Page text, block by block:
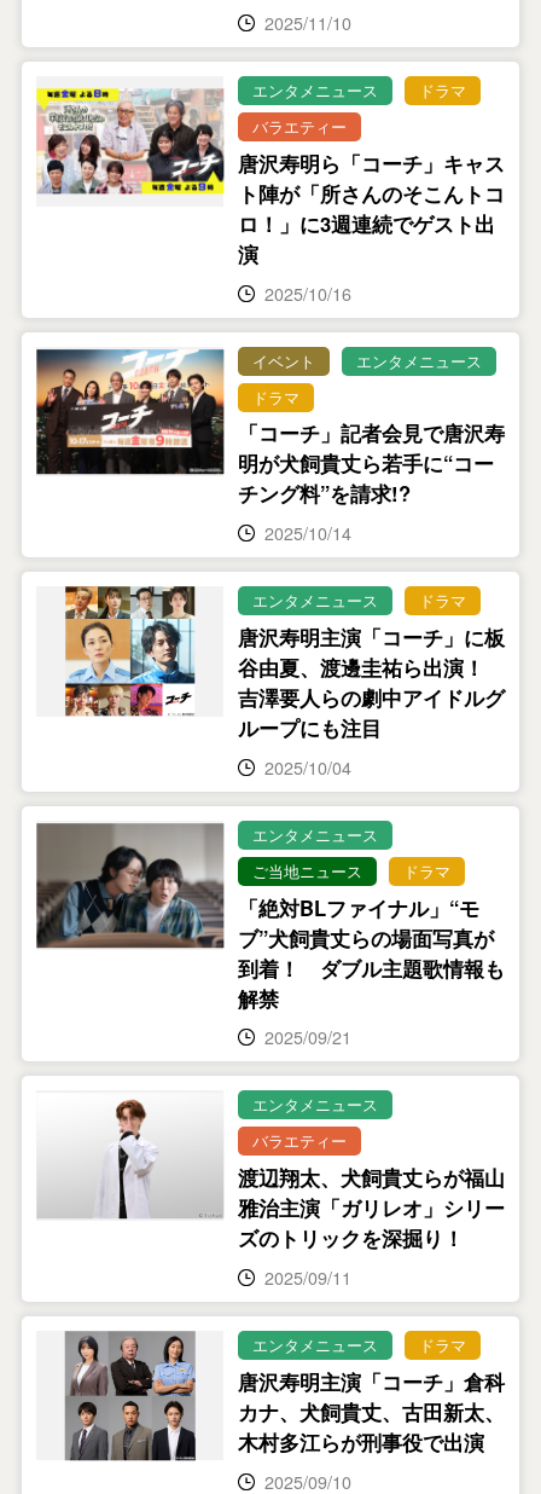
2025/11/10
エンタメニュース
ドラマ
バラエティー
唐沢寿明ら「コーチ」キャス
ト陣が「所さんのそこんトコ
ロ！」に3週連続でゲスト出
演
2025/10/16
イベント
エンタメニュース
ドラマ
「コーチ」記者会見で唐沢寿
明が犬飼貴丈ら若手に“コー
チング料”を請求!?
2025/10/14
エンタメニュース ドラマ
唐沢寿明主演「コーチ」に板
谷由夏、渡邊圭祐ら出演！
吉澤要人らの劇中アイドルグ
ループにも注目
2025/10/04
エンタメニュース
ご当地ニュース
ドラマ
「絶対BLファイナル」“モ
ブ”犬飼貴丈らの場面写真が
到着！ ダブル主題歌情報も
解禁
2025/09/21
エンタメニュース
バラエティー
渡辺翔太、犬飼貴丈らが福山
雅治主演「ガリレオ」シリー
ズのトリックを深掘り！
2025/09/11
エンタメニュース ドラマ
唐沢寿明主演「コーチ」倉科
カナ、犬飼貴丈、古田新太、
木村多江らが刑事役で出演
2025/09/10